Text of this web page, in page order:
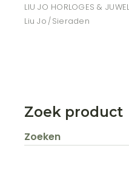
LIU JO HORLOGES &
Liu Jo Sieraden
Zoek product
Zoeken
naar: